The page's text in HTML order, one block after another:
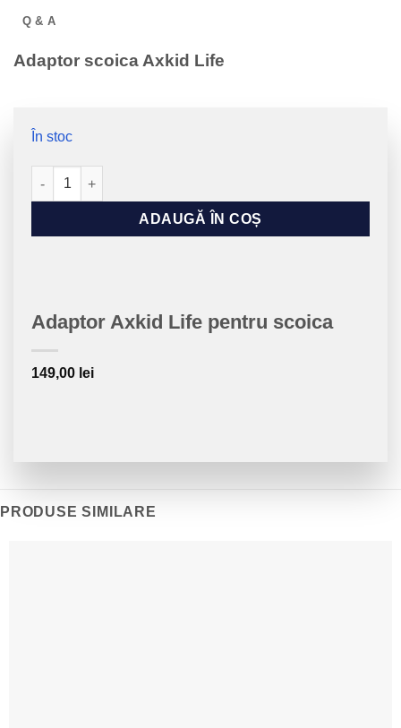
Q & A
Adaptor scoica Axkid Life
În stoc
Cantitate Adaptor Axkid Life pentru scoica
ADAUGĂ ÎN COȘ
Adaptor Axkid Life pentru scoica
149,00 lei
PRODUSE SIMILARE